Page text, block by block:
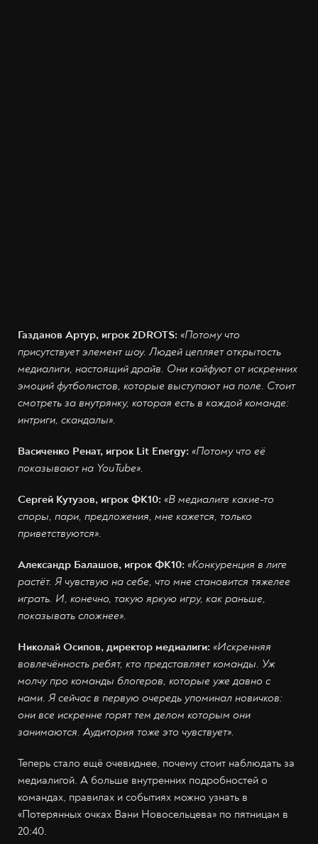
Газданов Артур, игрок 2DROTS: «Потому что
присутствует элемент шоу. Людей цепляет открытость
медиалиги, настоящий драйв. Они кайфуют от искренних
эмоций футболистов, которые выступают на поле. Стоит
смотреть за внутрянку, которая есть в каждой команде:
интриги, скандалы».
Васиченко Ренат, игрок Lit Energy: «Потому что её
показывают на YouTube».
Сергей Кутузов, игрок ФК10: «В медиалиге какие-то
споры, пари, предложения, мне кажется, только
приветствуются».
Александр Балашов, игрок ФК10: «Конкуренция в лиге
растёт. Я чувствую на себе, что мне становится тяжелее
играть. И, конечно, такую яркую игру, как раньше,
показывать сложнее».
Николай Осипов, директор медиалиги: «Искренняя
вовлечённость ребят, кто представляет команды. Уж
молчу про команды блогеров, которые уже давно с
нами. Я сейчас в первую очередь упоминал новичков:
они все искренне горят тем делом которым они
занимаются. Аудитория тоже это чувствует».
Теперь стало ещё очевиднее, почему стоит наблюдать за
медиалигой. А больше внутренних подробностей о
командах, правилах и событиях можно узнать в
«Потерянных очках Вани Новосельцева» по пятницам в
20:40.